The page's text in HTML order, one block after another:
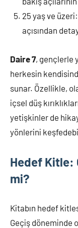
25 yaş ve
açısından
Daire 7, gençlerle
herkesin
sunar. Özellikle,
içsel düş
yetişkinler de
yönlerini
Hedef Kitle:
mi?
Kitabın hedef
Geçiş döneminde